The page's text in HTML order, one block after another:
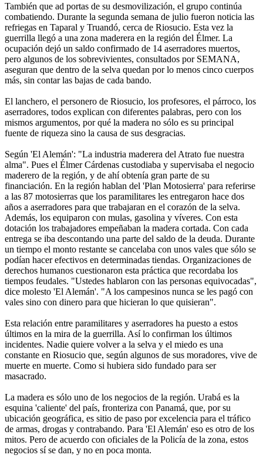
También que ad portas de su desmovilización, el grupo continúa
combatiendo. Durante la segunda semana de julio fueron noticia las
refriegas en Taparal y Truandó, cerca de Riosucio. Esta vez la
guerrilla llegó a una zona maderera en la región del Élmer. La
ocupación dejó un saldo confirmado de 14 aserradores muertos,
pero algunos de los sobrevivientes, consultados por SEMANA,
aseguran que dentro de la selva quedan por lo menos cinco cuerpos
más, sin contar las bajas de cada bando.
El lanchero, el personero de Riosucio, los profesores, el párroco, los
aserradores, todos explican con diferentes palabras, pero con los
mismos argumentos, por qué la madera no sólo es su principal
fuente de riqueza sino la causa de sus desgracias.
Según 'El Alemán': "La industria maderera del Atrato fue nuestra
alma". Pues el Élmer Cárdenas custodiaba y supervisaba el negocio
maderero de la región, y de ahí obtenía gran parte de su
financiación. En la región hablan del 'Plan Motosierra' para referirse
a las 87 motosierras que los paramilitares les entregaron hace dos
años a aserradores para que trabajaran en el corazón de la selva.
Además, los equiparon con mulas, gasolina y víveres. Con esta
dotación los trabajadores empeñaban la madera cortada. Con cada
entrega se iba descontando una parte del saldo de la deuda. Durante
un tiempo el monto restante se cancelaba con unos vales que sólo se
podían hacer efectivos en determinadas tiendas. Organizaciones de
derechos humanos cuestionaron esta práctica que recordaba los
tiempos feudales. "Ustedes hablaron con las personas equivocadas",
dice molesto 'El Alemán'. "A los campesinos nunca se les pagó con
vales sino con dinero para que hicieran lo que quisieran".
Esta relación entre paramilitares y aserradores ha puesto a estos
últimos en la mira de la guerrilla. Así lo confirman los últimos
incidentes. Nadie quiere volver a la selva y el miedo es una
constante en Riosucio que, según algunos de sus moradores, vive de
muerte en muerte. Como si hubiera sido fundado para ser
masacrado.
La madera es sólo uno de los negocios de la región. Urabá es la
esquina 'caliente' del país, fronteriza con Panamá, que, por su
ubicación geográfica, es sitio de paso por excelencia para el tráfico
de armas, drogas y contrabando. Para 'El Alemán' eso es otro de los
mitos. Pero de acuerdo con oficiales de la Policía de la zona, estos
negocios sí se dan, y no en poca monta.